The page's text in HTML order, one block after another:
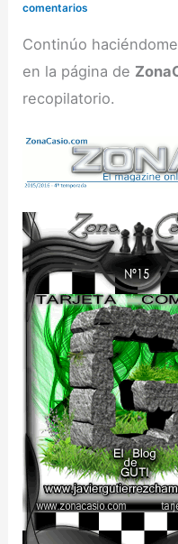
comentarios
Continúo
en la página de
recopilatorio.